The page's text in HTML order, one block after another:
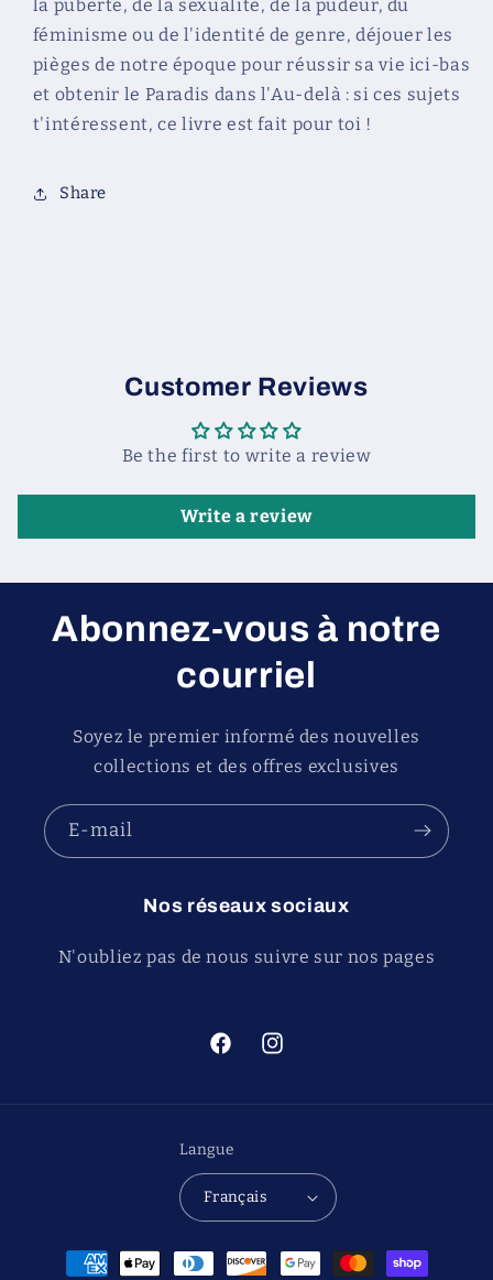
la puberté, de la sexualité, de la pudeur, du
féminisme ou de l'identité de genre, déjouer les
pièges de notre époque pour réussir sa vie ici-bas
et obtenir le Paradis dans l'Au-delà : si ces sujets
t'intéressent, ce livre est fait pour toi !
Share
Customer Reviews
Be the first to write a review
Write a review
Abonnez-vous à notre
courriel
Soyez le premier informé des nouvelles
collections et des offres exclusives
E-mail
Nos réseaux sociaux
N'oubliez pas de nous suivre sur nos pages
FacebookInstagram
Langue
Français
Moyens